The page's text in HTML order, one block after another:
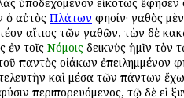
ὁ αὐτὸς Πλάτων φησίν· ἀγαθὸς
αἴτιος τῶν ἀγαθῶν, τὼν δὲ
ἐν τοῖς Νόμοις δεικνὺς ἡμῖν τὸν
παντὸς οἰάκων ἐπειλημμένον
τελευτὴν καὶ μέσα τῶν πάντων
περιπορευόμενος, τῷ δὲ ἀεὶ